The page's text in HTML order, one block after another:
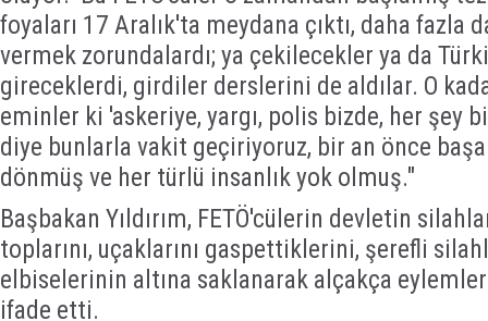
foyaları 17 Aralık'ta meydana çıktı, daha fazla
vermek zorundalardı; ya çekilecekler ya da
gireceklerdi, girdiler derslerini de aldılar. O
eminler ki 'askeriye, yargı, polis bizde, her şey
diye bunlarla vakit geçiriyoruz, bir an önce
dönmüş ve her türlü insanlık yok olmuş."
Başbakan Yıldırım, FETÖ'cülerin devletin
toplarını, uçaklarını gaspettiklerini, şerefli
elbiselerinin altına saklanarak alçakça
ifade etti.